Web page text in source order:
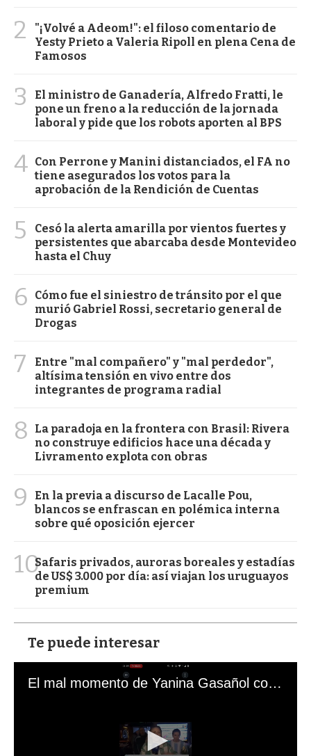
2
"¡Volvé a Adeom!": el filoso comentario de
Yesty Prieto a Valeria Ripoll en plena Cena de
Famosos
3
El ministro de Ganadería, Alfredo Fratti, le
pone un freno a la reducción de la jornada
laboral y pide que los robots aporten al BPS
4 Con Perrone y Manini distanciados, el FA no
tiene asegurados los votos para la
aprobación de la Rendición de Cuentas
5
Cesó la alerta amarilla por vientos fuertes y
persistentes que abarcaba desde Montevideo
hasta el Chuy
6
Cómo fue el siniestro de tránsito por el que
murió Gabriel Rossi, secretario general de
Drogas
7
Entre "mal compañero" y "mal perdedor",
altísima tensión en vivo entre dos
integrantes de programa radial
8
La paradoja en la frontera con Brasil: Rivera
no construye edificios hace una década y
Livramento explota con obras
9
En la previa a discurso de Lacalle Pou,
blancos se enfrascan en polémica interna
sobre qué oposición ejercer
10Safaris privados, auroras boreales y estadías
de US$ 3.000 por día: así viajan los uruguayos
premium
Te puede interesar
El mal momento de Yanina Gasañol con un hincha argentino en "Subrayado"